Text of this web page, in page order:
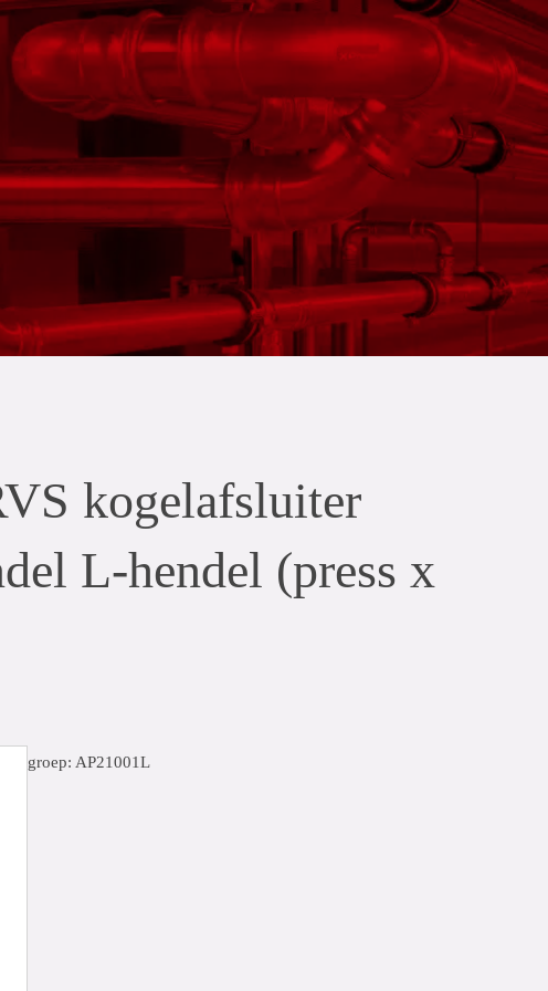
kogelafsluiter
L-hendel (press x
groep: AP21001L